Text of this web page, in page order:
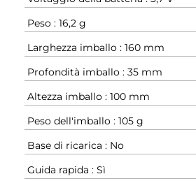
Peso : 16,2 g
Larghezza imballo : 160 mm
Profondità imballo : 35 mm
Altezza imballo : 100 mm
Peso dell'imballo : 105 g
Base di ricarica : No
Guida rapida : Sì